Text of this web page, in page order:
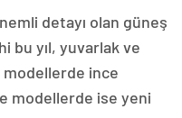
detayı olan güneş
bu yıl, yuvarlak ve
ince
modellerde ise yeni